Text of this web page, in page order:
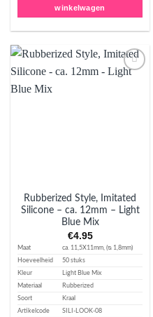
winkelwagen
Rubberized Style, Imitated
Silicone – ca. 12mm – Light
Blue Mix
€4.95
Maat
ca. 11,5X11mm, (ᴓ 1,8mm)
Hoeveelheid
50 stuks
Kleur
Light Blue Mix
Materiaal
Rubberized
Soort
Kraal
Artikelcode
SILI-LOOK-08